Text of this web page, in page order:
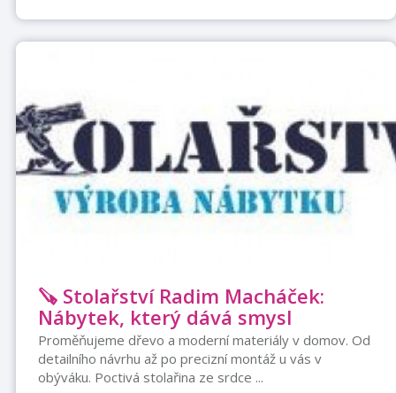
🪚 Stolařství Radim Macháček:
Nábytek, který dává smysl
Proměňujeme dřevo a moderní materiály v domov. Od
detailního návrhu až po precizní montáž u vás v
obýváku. Poctivá stolařina ze srdce ...